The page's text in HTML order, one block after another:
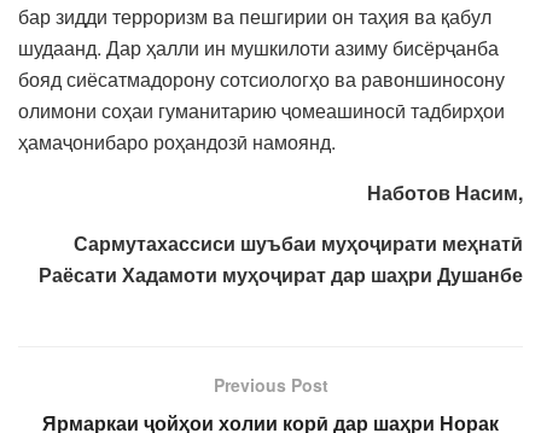
бар зидди терроризм ва пешгирии он таҳия ва қабул
шудаанд. Дар ҳалли ин мушкилоти азиму бисёрҷанба
бояд сиёсатмадорону сотсиологҳо ва равоншиносону
олимони соҳаи гуманитарию ҷомеашиносӣ тадбирҳои
ҳамаҷонибаро роҳандозӣ намоянд.
Наботов Насим,
Сармутахассиси шуъбаи муҳоҷирати меҳнатӣ
Раёсати Хадамоти муҳоҷират дар шаҳри Душанбе
Previous Post
Ярмаркаи ҷойҳои холии корӣ дар шаҳри Норак